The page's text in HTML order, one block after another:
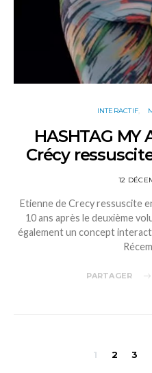
INTERACTIF
HASHTAG MY
Crécy
12
Etienne de Crecy ressuscite
10 ans après le deuxième
également un concept
PARTAGER
1 2 3